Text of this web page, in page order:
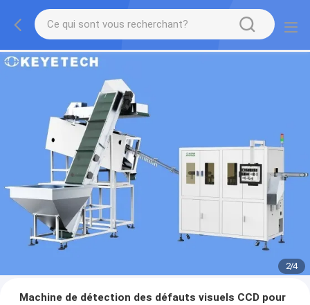
2/4
Machine de détection des défauts visuels CCD pour